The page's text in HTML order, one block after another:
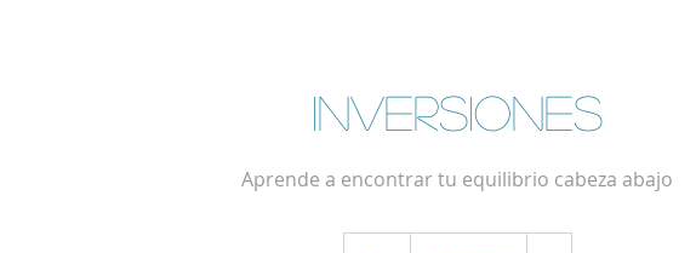
Inversiones
Aprende a encontrar tu equilibrio cabeza abajo